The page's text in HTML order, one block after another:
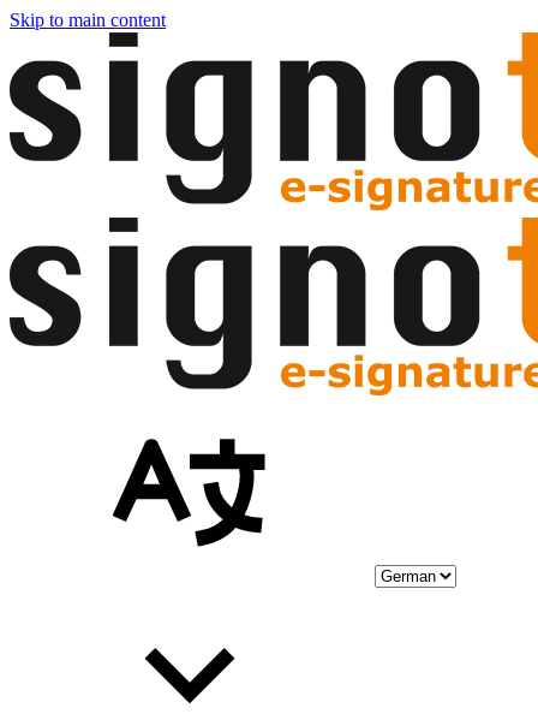
Skip to main content